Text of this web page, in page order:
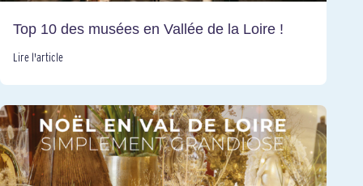
Top 10 des musées en Vallée de la Loire !
Lire l'article